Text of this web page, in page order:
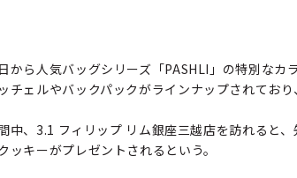
から人気バッグシリーズ「PASHLI」の特別な
チェルやバックパックがラインナップされており
中、3.1 フィリップ リム銀座三越店を訪れると
ッキーがプレゼントされるという。